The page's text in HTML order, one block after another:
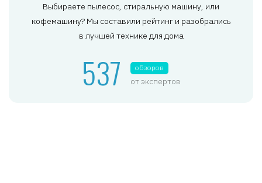
Выбираете пылесос, стиральную машину, или
кофемашину? Мы составили рейтинг и разобрались
в лучшей технике для дома
537 обзоров
от экспертов